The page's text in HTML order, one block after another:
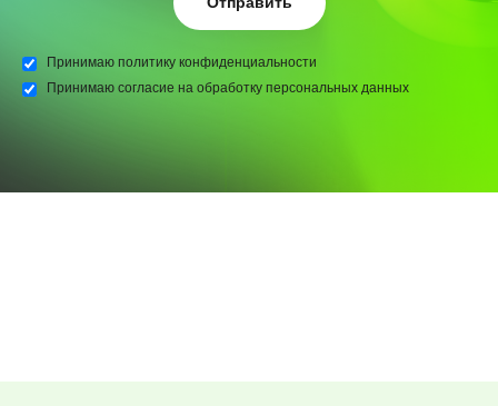
Принимаю политику конфиденциальности
Принимаю согласие на обработку персональных данных